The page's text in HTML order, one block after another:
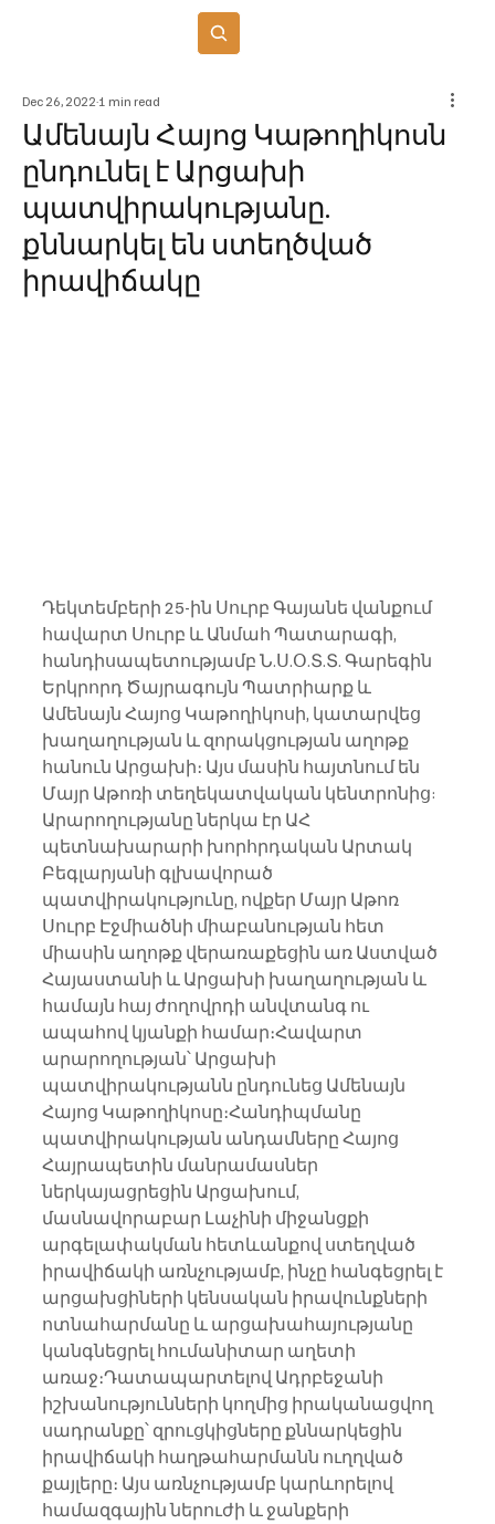
Ամենայն Հայոց Կաթողիկոսն
ընդունել է Արցախի
պատվիրակությանը.
քննարկել են ստեղծված
իրավիճակը
Dec 26, 2022 1 min read
Դեկտեմբերի 25-ին Սուրբ Գայանե վանքում
հավարտ Սուրբ և Անմահ Պատարագի,
հանդիսապետությամբ Ն.Ս.Օ.Տ.Տ. Գարեգին
Երկրորդ Ծայրագույն Պատրիարք և
Ամենայն Հայոց Կաթողիկոսի, կատարվեց
խաղաղության և զորակցության աղոթք
հանուն Արցախի։ Այս մասին հայտնում են
Մայր Աթոռի տեղեկատվական կենտրոնից:
Արարողությանը ներկա էր ԱՀ
պետնախարարի խորհրդական Արտակ
Բեգլարյանի գլխավորած
պատվիրակությունը, ովքեր Մայր Աթոռ
Սուրբ Էջմիածնի միաբանության հետ
միասին աղոթք վերառաքեցին առ Աստված
Հայաստանի և Արցախի խաղաղության և
համայն հայ ժողովրդի անվտանգ ու
ապահով կյանքի համար։Հավարտ
արարողության՝ Արցախի
պատվիրակությանն ընդունեց Ամենայն
Հայոց Կաթողիկոսը։Հանդիպմանը
պատվիրակության անդամները Հայոց
Հայրապետին մանրամասներ
ներկայացրեցին Արցախում,
մասնավորաբար Լաչինի միջանցքի
արգելափակման հետևանքով ստեղված
իրավիճակի առնչությամբ, ինչը հանգեցրել է
արցախցիների կենսական իրավունքների
ոտնահարմանը և արցախահայությանը
կանգնեցրել հումանիտար աղետի
առաջ։Դատապարտելով Ադրբեջանի
իշխանությունների կողմից իրականացվող
սադրանքը՝ զրուցկիցները քննարկեցին
իրավիճակի հաղթահարմանն ուղղված
քայլերը։ Այս առնչությամբ կարևորելով
համազգային ներուժի և ջանքերի